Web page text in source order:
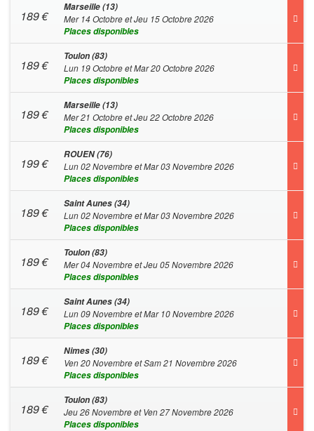
189€
Marseille (13)
Mer 14 Octobre et Jeu 15 Octobre 2026
Places disponibles
189€
Toulon (83)
Lun 19 Octobre et Mar 20 Octobre 2026
Places disponibles
189€
Marseille (13)
Mer 21 Octobre et Jeu 22 Octobre 2026
Places disponibles
199€
ROUEN (76)
Lun 02 Novembre et Mar 03 Novembre 2026
Places disponibles
189€
Saint Aunes (34)
Lun 02 Novembre et Mar 03 Novembre 2026
Places disponibles
189€
Toulon (83)
Mer 04 Novembre et Jeu 05 Novembre 2026
Places disponibles
189€
Saint Aunes (34)
Lun 09 Novembre et Mar 10 Novembre 2026
Places disponibles
189€
Nimes (30)
Ven 20 Novembre et Sam 21 Novembre 2026
Places disponibles
189€
Toulon (83)
Jeu 26 Novembre et Ven 27 Novembre 2026
Places disponibles